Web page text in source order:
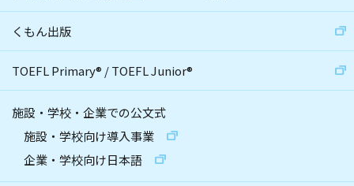
くもん出版
TOEFL Primary® /TOEFL Junior®
施設・学校・企業での公文式
施設・学校向け導入事業
企業・学校向け日本語